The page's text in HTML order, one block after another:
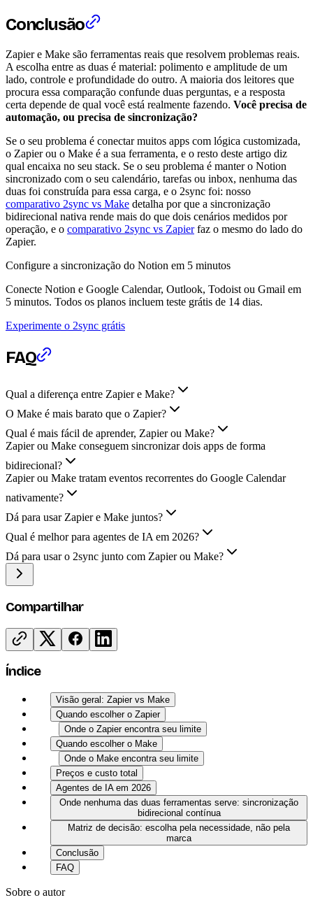
Conclusão
Zapier e Make são ferramentas reais que resolvem problemas reais.
A escolha entre as duas é material: polimento e amplitude de um
lado, controle e profundidade do outro. A maioria dos leitores que
procura essa comparação confunde duas perguntas, e a resposta
certa depende de qual você está realmente fazendo. Você precisa de
automação, ou precisa de sincronização?
Se o seu problema é conectar muitos apps com lógica customizada,
o Zapier ou o Make é a sua ferramenta, e o resto deste artigo diz
qual encaixa no seu stack. Se o seu problema é manter o Notion
sincronizado com o seu calendário, tarefas ou inbox, nenhuma das
duas foi construída para essa carga, e o 2sync foi: nosso
comparativo 2sync vs Make detalha por que a sincronização
bidirecional nativa rende mais do que dois cenários medidos por
operação, e o comparativo 2sync vs Zapierfaz o mesmo do lado do
Zapier.
Configure a sincronização do Notion em 5 minutos
Conecte Notion e Google Calendar, Outlook, Todoist ou Gmail em
5 minutos. Todos os planos incluem teste grátis de 14 dias.
Experimente o 2sync grátis
FAQ
Qual a diferença entre Zapier e Make?
O Make é mais barato que o Zapier?
Qual é mais fácil de aprender, Zapier ou Make?
Zapier ou Make conseguem sincronizar dois apps de forma
bidirecional?
Zapier ou Make tratam eventos recorrentes do Google Calendar
nativamente?
Dá para usar Zapier e Make juntos?
Qual é melhor para agentes de IA em 2026?
Dá para usar o 2sync junto com Zapier ou Make?
Compartilhar
Índice
Visão geral: Zapier vs Make
Quando escolher o Zapier
Onde o Zapier encontra seu limite
Quando escolher o Make
Onde o Make encontra seu limite
Preços e custo total
Agentes de IA em 2026
Onde nenhuma das duas ferramentas serve: sincronização
bidirecional contínua
Matriz de decisão: escolha pela necessidade, não pela
marca
Conclusão
FAQ
Sobre o autor